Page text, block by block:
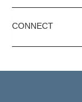
CONNECT